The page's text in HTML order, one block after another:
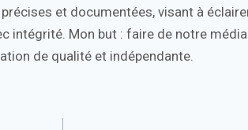
et documentées, visant à
intégrité. Mon but : faire de notre
de qualité et indépendante.